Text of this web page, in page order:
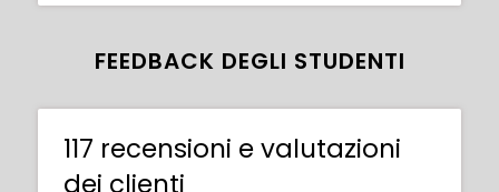
FEEDBACK DEGLI STUDENTI
117 recensioni e valutazioni
dei clienti